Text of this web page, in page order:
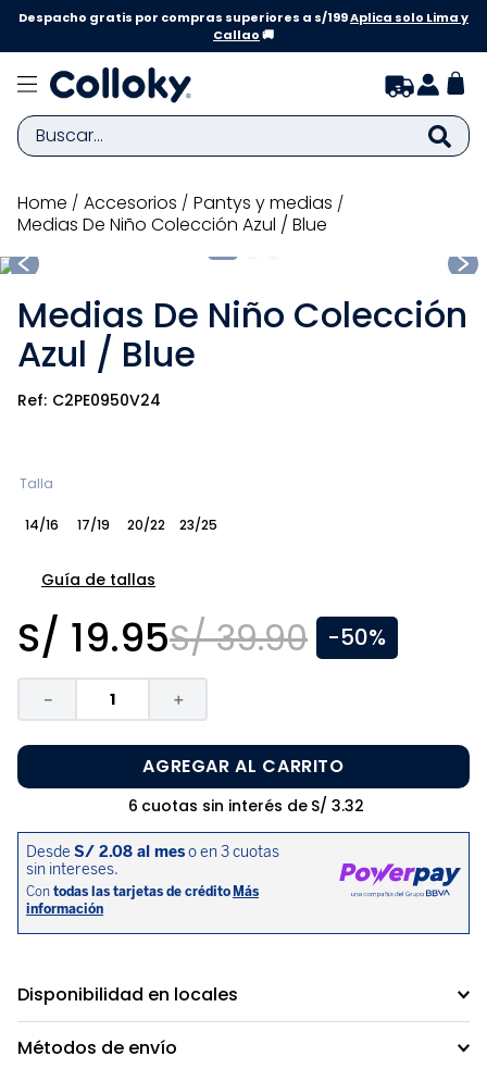
Despacho gratis por compras superiores a s/199Aplica solo Lima y
Callao🚚
Buscar...
accesorios
pantys y medias
Medias De Niño Colección Azul / Blue
Medias De Niño Colección
Azul / Blue
C2PE0950V24
Talla
14/16 17/19 20/22 23/25
Guía de tallas
S/ 19.95S/ 39.90 -50%
＋
－
AGREGAR AL CARRITO
6 cuotas sin interés de S/ 3.32
Disponibilidad en locales
Métodos de envío
TÉRMINOS MÁS BUSCADOS
1.
zapatillas niña
2.
3
medias
4.
sandalias
pijama
sandalias niño